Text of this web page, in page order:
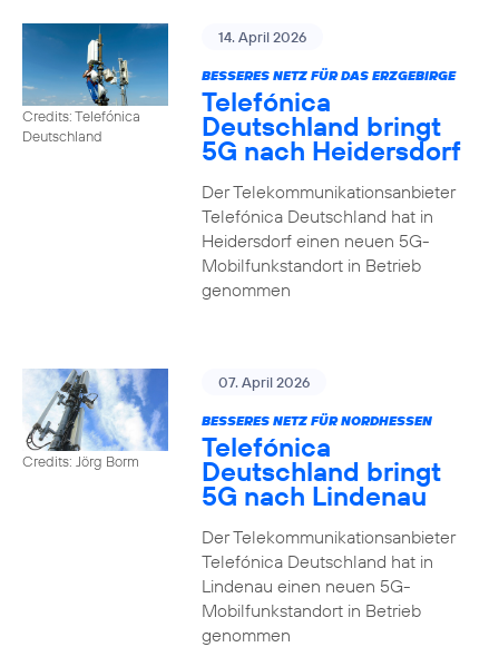
Credits: Telefónica
Deutschland
14. April 2026
BESSERES NETZ FÜR DAS ERZGEBIRGE
Telefónica
Deutschland bringt
5G nach Heidersdorf
Der Telekommunikationsanbieter
Telefónica Deutschland hat in
Heidersdorf einen neuen 5G-
Mobilfunkstandort in Betrieb
genommen
Credits: Jörg Borm
07. April 2026
BESSERES NETZ FÜR NORDHESSEN
Telefónica
Deutschland bringt
5G nach Lindenau
Der Telekommunikationsanbieter
Telefónica Deutschland hat in
Lindenau einen neuen 5G-
Mobilfunkstandort in Betrieb
genommen